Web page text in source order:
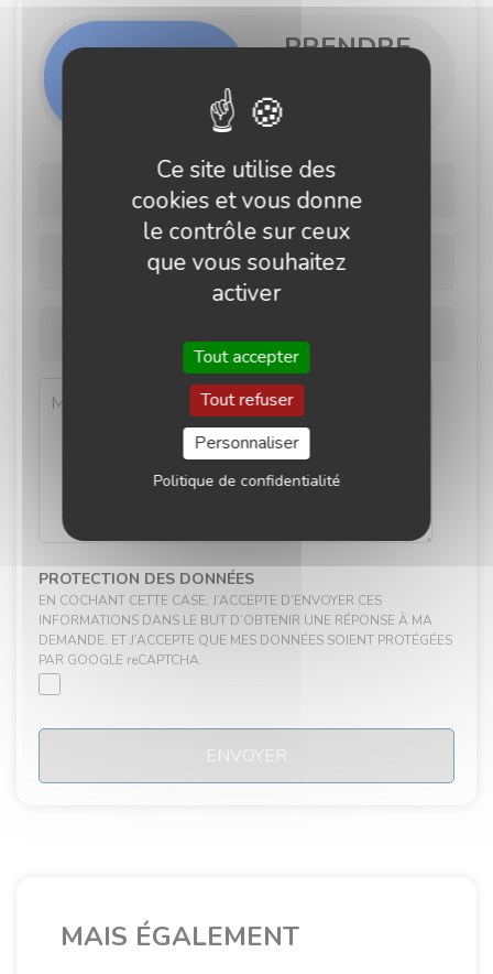
Ce site utilise des
cookies et vous donne
le contrôle sur ceux
que vous souhaitez
activer
Tout accepter
Tout refuser
Personnaliser
Politique de confidentialité
CONTACTER
PRENDRE
PROTECTION DES DONNÉES
EN COCHANT CETTE CASE, J’ACCEPTE D’ENVOYER CES
INFORMATIONS DANS LE BUT D’OBTENIR UNE RÉPONSE À MA
DEMANDE. ET J’ACCEPTE QUE MES DONNÉES SOIENT PROTÉGÉES
PAR GOOGLE reCAPTCHA.
ENVOYER
MAIS ÉGALEMENT